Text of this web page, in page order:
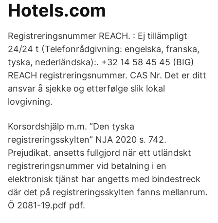
Hotels.com
Registreringsnummer REACH. : Ej tillämpligt
24/24 t (Telefonrådgivning: engelska, franska,
tyska, nederländska):. +32 14 58 45 45 (BIG)
REACH registreringsnummer. CAS Nr. Det er ditt
ansvar å sjekke og etterfølge slik lokal
lovgivning.
Korsordshjälp m.m. ”Den tyska
registreringsskylten” NJA 2020 s. 742.
Prejudikat. ansetts fullgjord när ett utländskt
registreringsnummer vid betalning i en
elektronisk tjänst har angetts med bindestreck
där det på registreringsskylten fanns mellanrum.
Ö 2081-19.pdf pdf.